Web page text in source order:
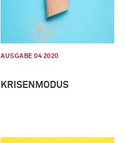
AUSGABE 04 2020
KRISENMODUS